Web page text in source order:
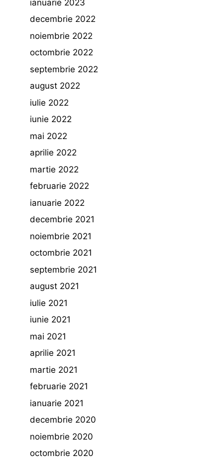
ianuarie 2023
decembrie 2022
noiembrie 2022
octombrie 2022
septembrie 2022
august 2022
iulie 2022
iunie 2022
mai 2022
aprilie 2022
martie 2022
februarie 2022
ianuarie 2022
decembrie 2021
noiembrie 2021
octombrie 2021
septembrie 2021
august 2021
iulie 2021
iunie 2021
mai 2021
aprilie 2021
martie 2021
februarie 2021
ianuarie 2021
decembrie 2020
noiembrie 2020
octombrie 2020